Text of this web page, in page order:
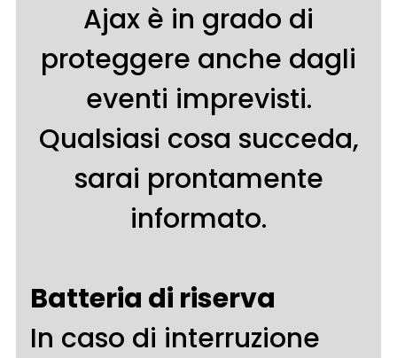
Ajax è in grado di
proteggere anche dagli
eventi imprevisti.
Qualsiasi cosa succeda,
sarai prontamente
informato.
Batteria di riserva
In caso di interruzione